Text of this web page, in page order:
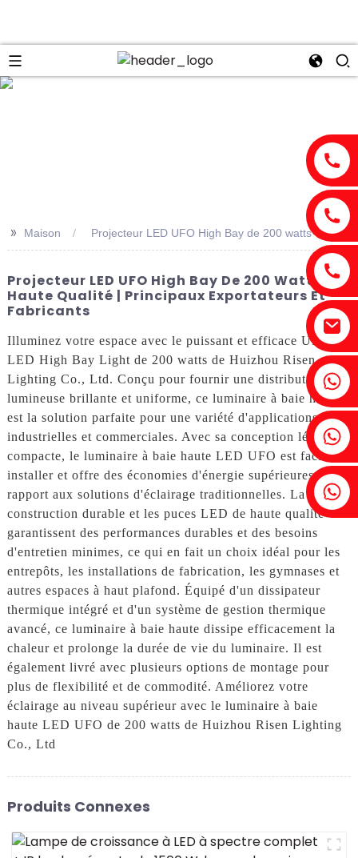
Fenia : +86 18607525299
Lierre : +86 18607522355
Tobin : +86 18818667168
>> Maison Projecteur LED UFO High Bay de 200 watts
Projecteur LED UFO High Bay De 200 Watts De
Haute Qualité | Principaux Exportateurs Et
Fabricants
Illuminez votre espace avec le puissant et efficace UFO
LED High Bay Light de 200 watts de Huizhou Risen
Lighting Co., Ltd. Conçu pour fournir une distribution
lumineuse brillante et uniforme, ce luminaire à baie haute
est la solution parfaite pour une variété d'applications
industrielles et commerciales. Avec sa conception légère et
compacte, le luminaire à baie haute LED UFO est facile à
installer et offre des économies d'énergie supérieures par
rapport aux solutions d'éclairage traditionnelles. La
construction durable et les puces LED de haute qualité
garantissent des performances durables et des besoins
d'entretien minimes, ce qui en fait un choix idéal pour les
entrepôts, les installations de fabrication, les gymnases et
autres espaces à haut plafond. Équipé d'un dissipateur
thermique intégré et d'un système de gestion thermique
avancé, ce luminaire à baie haute dissipe efficacement la
chaleur et prolonge la durée de vie du luminaire. Il est
également livré avec plusieurs options de montage pour
plus de flexibilité et de commodité. Améliorez votre
éclairage au niveau supérieur avec le luminaire à baie
haute LED UFO de 200 watts de Huizhou Risen Lighting
Co., Ltd
Produits Connexes